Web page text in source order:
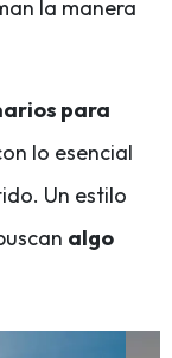
la manera
para
lo esencial
Un estilo
algo